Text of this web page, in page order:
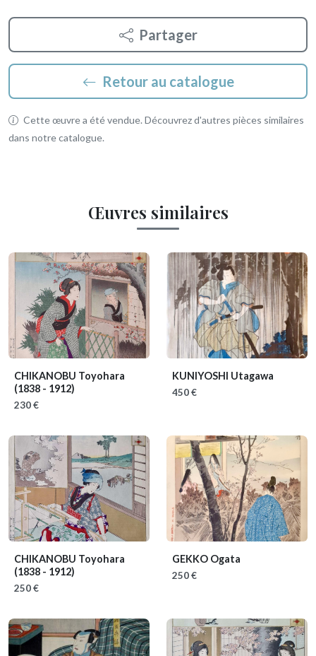
Partager
Retour au catalogue
Cette œuvre a été vendue. Découvrez d'autres pièces similaires
dans notre catalogue.
Œuvres similaires
CHIKANOBU Toyohara
(1838 - 1912)
230 €
KUNIYOSHI Utagawa
450 €
CHIKANOBU Toyohara
(1838 - 1912)
250 €
GEKKO Ogata
250 €